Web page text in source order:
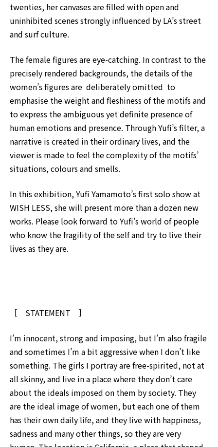
twenties, her canvases are filled with open and
uninhibited scenes strongly influenced by LA’s street
and surf culture.
The female figures are eye-catching. In contrast to the
precisely rendered backgrounds, the details of the
women’s figures are deliberately omitted to
emphasise the weight and fleshiness of the motifs and
to express the ambiguous yet definite presence of
human emotions and presence. Through Yufi’s filter, a
narrative is created in their ordinary lives, and the
viewer is made to feel the complexity of the motifs’
situations, colours and smells.
In this exhibition, Yufi Yamamoto’s first solo show at
WISH LESS, she will present more than a dozen new
works. Please look forward to Yufi’s world of people
who know the fragility of the self and try to live their
lives as they are.
［ STATEMENT ］
I’m innocent, strong and imposing, but I’m also fragile
and sometimes I’m a bit aggressive when I don’t like
something. The girls I portray are free-spirited, not at
all skinny, and live in a place where they don’t care
about the ideals imposed on them by society. They
are the ideal image of women, but each one of them
has their own daily life, and they live with happiness,
sadness and many other things, so they are very